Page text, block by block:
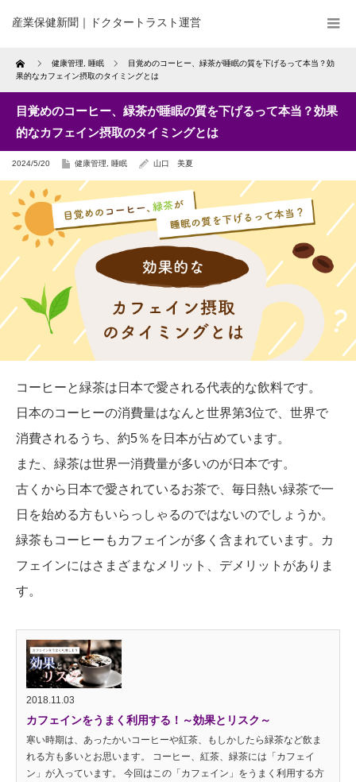
産業保健新聞｜ドクタートラスト運営
Home 健康管理 睡眠
目覚めのコーヒー、緑茶が睡眠の質を下げるって本当？効
果的なカフェイン摂取のタイミングとは
目覚めのコーヒー、緑茶が睡眠の質を下げるって本当？効果
的なカフェイン摂取のタイミングとは
2024/5/20 健康管理 睡眠 山口 美夏
コーヒーと緑茶は日本で愛される代表的な飲料です。
日本のコーヒーの消費量はなんと世界第3位で、世界で
消費されるうち、約5％を日本が占めています。
また、緑茶は世界一消費量が多いのが日本です。
古くから日本で愛されているお茶で、毎日熱い緑茶で一
日を始める方もいらっしゃるのではないのでしょうか。
緑茶もコーヒーもカフェインが多く含まれています。カ
フェインにはさまざまなメリット、デメリットがありま
す。
2018.11.03
カフェインをうまく利用する！～効果とリスク～
寒い時期は、あったかいコーヒーや紅茶、もしかしたら緑茶など飲ま
れる方も多いとお思います。 コーヒー、紅茶、緑茶には「カフェイ
ン」が入っています。 今回はこの「カフェイン」をうまく利用する方